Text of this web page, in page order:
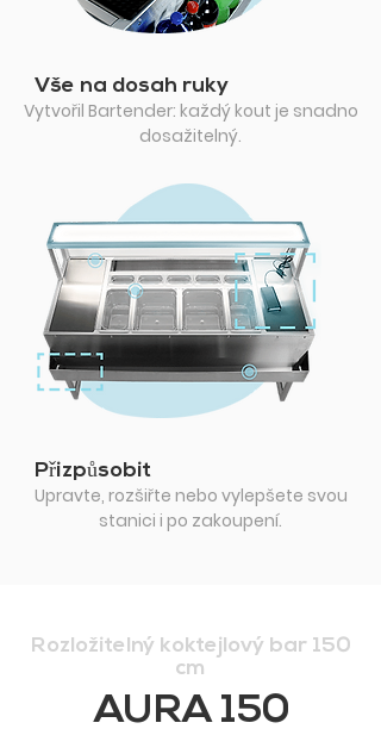
Vše na dosah ruky
Vytvořil Bartender: každý kout je snadno
dosažitelný.
Přizpůsobit
Upravte, rozšiřte nebo vylepšete svou
stanici i po zakoupení.
Rozložitelný koktejlový bar 150
cm
AURA 150